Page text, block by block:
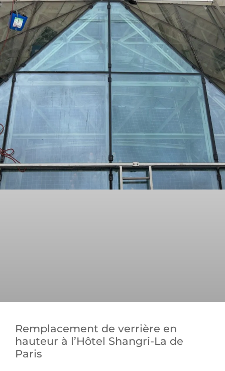
Remplacement de verrière en
hauteur à l’Hôtel Shangri-La de
Paris